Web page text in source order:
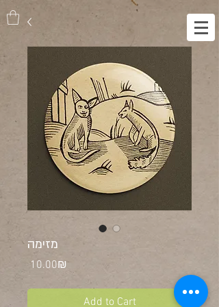
מזימה
‏10.00 ‏₪ Price
Add to Cart